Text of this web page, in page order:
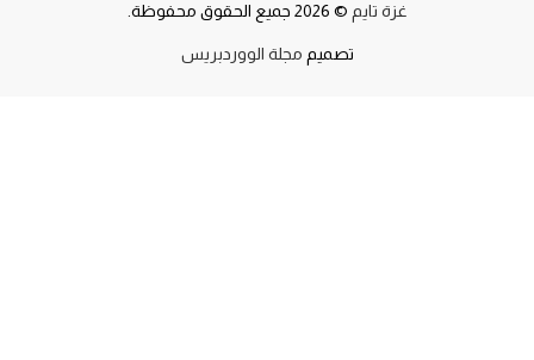
غزة تايم © 2026 جميع الحقوق محفوظة.
تصميم مجلة الووردبريس